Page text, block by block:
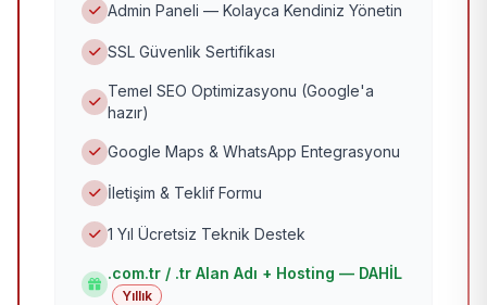
Admin Paneli — Kolayca Kendiniz Yönetin
SSL Güvenlik Sertifikası
Temel SEO Optimizasyonu (Google'a
hazır)
Google Maps & WhatsApp Entegrasyonu
İletişim & Teklif Formu
1 Yıl Ücretsiz Teknik Destek
.com.tr / .tr Alan Adı + Hosting — DAHİL
Yıllık